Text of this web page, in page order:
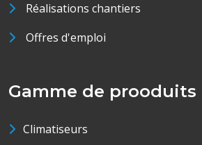
Réalisations chantiers
Offres d'emploi
Gamme de prooduits
Climatiseurs